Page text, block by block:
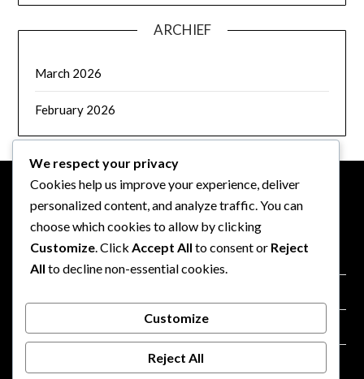
ARCHIEF
March 2026
February 2026
JURIDISCH
Contact
Algemene voorwaarden
We respect your privacy
Cookies help us improve your experience, deliver
personalized content, and analyze traffic. You can
choose which cookies to allow by clicking
Customize . Click Accept All to consent or Reject
All to decline non-essential cookies.
Customize
Reject All